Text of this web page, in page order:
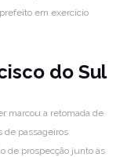
em exercício
do Sul
marcou a retomada de
de passageiros
de prospecção junto às